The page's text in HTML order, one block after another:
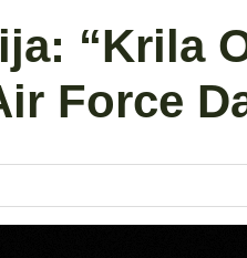
“Krila
Force